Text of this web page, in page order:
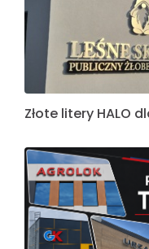
Złote litery HALO